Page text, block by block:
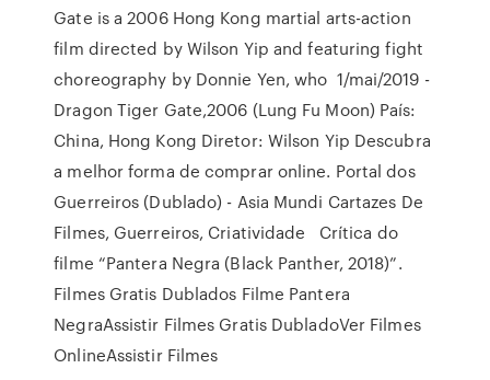
Gate is a 2006 Hong Kong martial arts-action
film directed by Wilson Yip and featuring fight
choreography by Donnie Yen, who 1/mai/2019 -
Dragon Tiger Gate,2006 (Lung Fu Moon) País:
China, Hong Kong Diretor: Wilson Yip Descubra
a melhor forma de comprar online. Portal dos
Guerreiros (Dublado) - Asia Mundi Cartazes De
Filmes, Guerreiros, Criatividade Crítica do
filme “Pantera Negra (Black Panther, 2018)”.
Filmes Gratis Dublados Filme Pantera
NegraAssistir Filmes Gratis DubladoVer Filmes
OnlineAssistir Filmes